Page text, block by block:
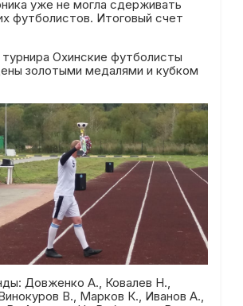
уже не могла сдерживать
футболистов. Итоговый счет
Охинские футболисты
золотыми медалями и кубком
Довженко А., Ковалев Н.,
В., Марков К., Иванов А.,